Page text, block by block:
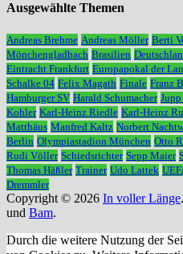
Ausgewählte Themen
Andreas Brehme Andreas Möller Berti
Mönchengladbach Brasilien
Eintracht Frankfurt Europapokal der
Schalke 04 Felix Magath Finale Franz
Hamburger SV Harald Schumacher
Kohler Karl-Heinz Riedle Karl-Heinz
Matthäus Manfred Kaltz Norbert
Berlin Olympiastadion München Otto
Rudi Völler Schiedsrichter Sepp Maier
Thomas Häßler Trainer Udo Lattek
Dremmler
Copyright © 2026 In voller Länge
und Bam.
Durch die weitere Nutzung der